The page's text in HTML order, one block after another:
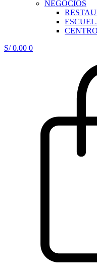
NEGOCIOS
S/0.00 0